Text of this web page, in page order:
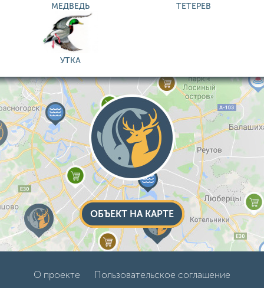
МЕДВЕДЬ ТЕТЕРЕВ
УТКА
ОБЪЕКТ НА КАРТЕ
О проекте Пользовательское соглашение